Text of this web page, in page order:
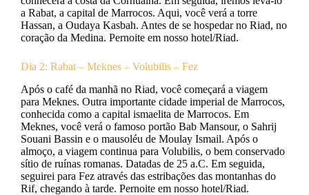
a Rabat, a capital de Marrocos. Aqui, você verá a torre
Hassan, a Oudaya Kasbah. Antes de se hospedar no Riad, no
coração da Medina. Pernoite em nosso hotel/Riad.
Dia 2: Rabat – Meknes – Volubilis – Fez
Após o café da manhã no Riad, você começará a viagem
para Meknes. Outra importante cidade imperial de Marrocos,
conhecida como a capital ismaelita de Marrocos. Em
Meknes, você verá o famoso portão Bab Mansour, o Sahrij
Souani Bassin e o mausoléu de Moulay Ismail. Após o
almoço, a viagem continua para Volubilis, o bem conservado
sítio de ruínas romanas. Datadas de 25 a.C. Em seguida,
seguirei para Fez através das estribações das montanhas do
Rif, chegando à tarde. Pernoite em nosso hotel/Riad.